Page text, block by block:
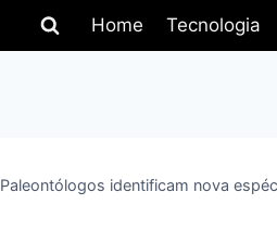
Home Tecnologia
Paleontólogos identificam nova